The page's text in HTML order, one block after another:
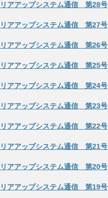
リアアップシステム通信 第28号
リアアップシステム通信 第27号
リアアップシステム通信 第26号
リアアップシステム通信 第25号
リアアップシステム通信 第24号
リアアップシステム通信 第23号
リアアップシステム通信 第22号
リアアップシステム通信 第21号
リアアップシステム通信 第20号
リアアップシステム通信 第19号